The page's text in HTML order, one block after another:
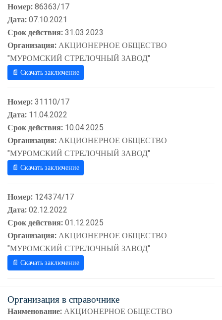
Номер:86363/17
Дата:07.10.2021
Срок действия:31.03.2023
Организация:АКЦИОНЕРНОЕ ОБЩЕСТВО
"МУРОМСКИЙ СТРЕЛОЧНЫЙ ЗАВОД"
📄 Скачать заключение
Номер:31110/17
Дата: 11.04.2022
Срок действия: 10.04.2025
Организация:АКЦИОНЕРНОЕ ОБЩЕСТВО
"МУРОМСКИЙ СТРЕЛОЧНЫЙ ЗАВОД"
📄 Скачать заключение
Номер: 124374/17
Дата:02.12.2022
Срок действия:01.12.2025
Организация:АКЦИОНЕРНОЕ ОБЩЕСТВО
"МУРОМСКИЙ СТРЕЛОЧНЫЙ ЗАВОД"
📄 Скачать заключение
Организация в справочнике
Наименование:АКЦИОНЕРНОЕ ОБЩЕСТВО